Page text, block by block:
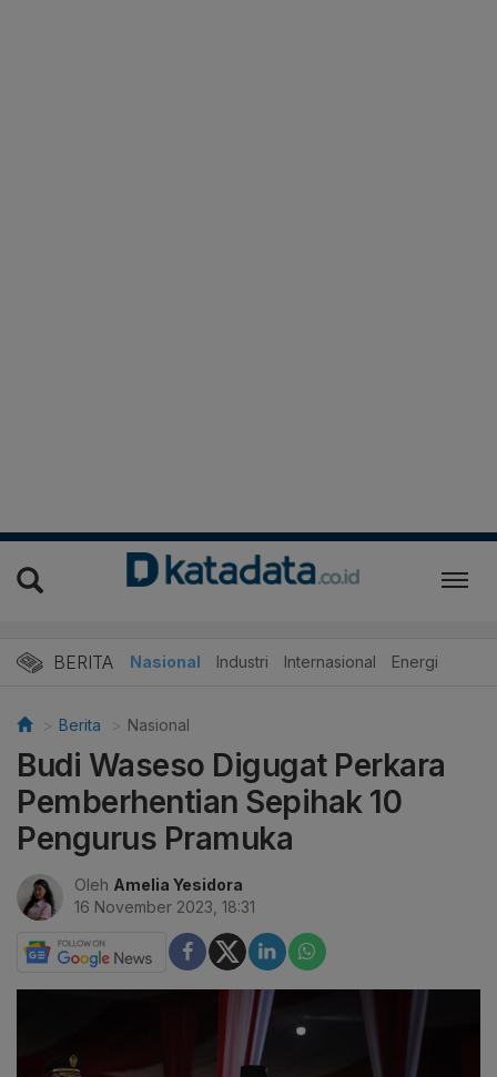
BERITA Nasional Industri Internasional Energi
Berita Nasional
Budi Waseso Digugat Perkara
Pemberhentian Sepihak 10
Pengurus Pramuka
Oleh Amelia Yesidora
16 November 2023, 18:31